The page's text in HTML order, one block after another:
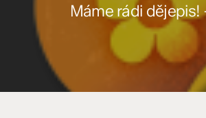
Máme rádi dějepis!